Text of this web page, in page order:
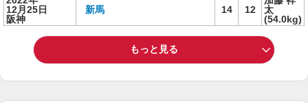
12月25日
阪神
新馬 14 12
太
(54.0kg)
もっと見る